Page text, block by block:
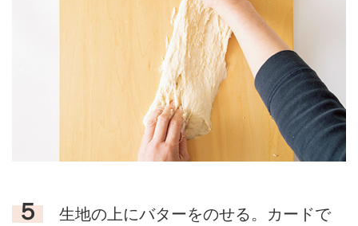
５
生地の上にバターをのせる。カードで